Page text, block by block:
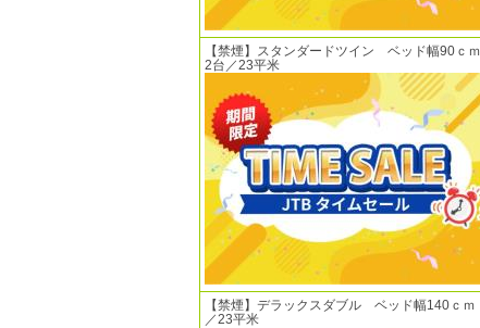
【禁煙】スタンダードツイン ベッド幅90ｃｍ
2台／23平米
【禁煙】デラックスダブル ベッド幅140ｃｍ
／23平米